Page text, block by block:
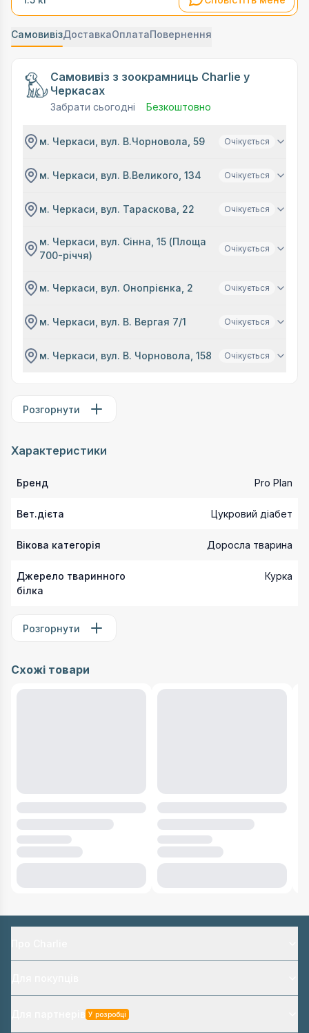
СамовивізДоставкаОплатаПовернення
Самовивіз з зоокрамниць Charlie у
Черкасах
Забрати сьогодні Безкоштовно
м. Черкаси, вул. В.Чорновола, 59 Очікується
м. Черкаси, вул. В.Великого, 134 Очікується
м. Черкаси, вул. Тараскова, 22 Очікується
м. Черкаси, вул. Сінна, 15 (Площа
700-річчя)
Очікується
м. Черкаси, вул. Онопрієнка, 2 Очікується
м. Черкаси, вул. В. Вергая 7/1 Очікується
м. Черкаси, вул. В. Чорновола, 158 Очікується
Розгорнути
Характеристики
Бренд Pro Plan
Вет.дієта Цукровий діабет
Вікова категорія Доросла тварина
Джерело тваринного
білка
Курка
Розгорнути
Схожі товари
У розробці